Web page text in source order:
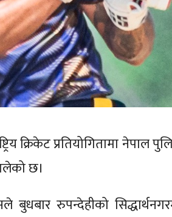
क्रिकेट प्रतियोगितामा नेपाल
छ।
रुपन्देहीको